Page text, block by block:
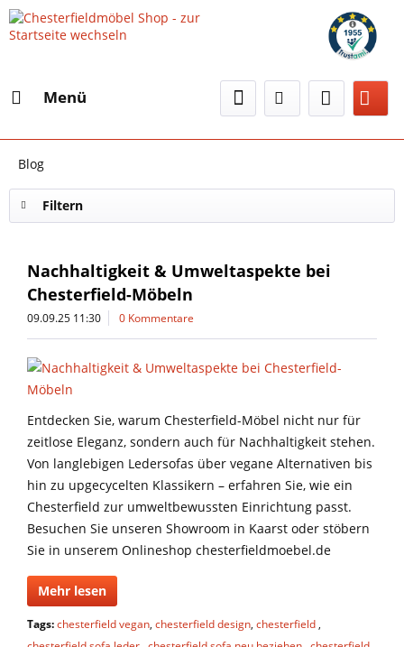
Menü
Blog
Filtern
Nachhaltigkeit & Umweltaspekte bei
Chesterfield-Möbeln
09.09.25 11:30 0 Kommentare
Entdecken Sie, warum Chesterfield-Möbel nicht nur für
zeitlose Eleganz, sondern auch für Nachhaltigkeit stehen.
Von langlebigen Ledersofas über vegane Alternativen bis
hin zu upgecycelten Klassikern – erfahren Sie, wie ein
Chesterfield zur umweltbewussten Einrichtung passt.
Besuchen Sie unseren Showroom in Kaarst oder stöbern
Sie in unserem Onlineshop chesterfieldmoebel.de
Mehr lesen
Tags:chesterfield vegan, chesterfield design, chesterfield,